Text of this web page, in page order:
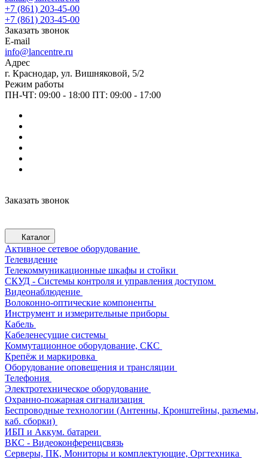
+7 (861) 203-45-00
+7 (861) 203-45-00
Заказать звонок
E-mail
info@lancentre.ru
Адрес
г. Краснодар, ул. Вишняковой, 5/2
Режим работы
ПН-ЧТ: 09:00 - 18:00 ПТ: 09:00 - 17:00
Заказать звонок
Каталог
Активное сетевое оборудование
Телевидение
Телекоммуникационные шкафы и стойки
СКУД - Системы контроля и управления доступом
Видеонаблюдение
Волоконно-оптические компоненты
Инструмент и измерительные приборы
Кабель
Кабеленесущие системы
Коммутационное оборудование, СКС
Крепёж и маркировка
Оборудование оповещения и трансляции
Телефония
Электротехническое оборудование
Охранно-пожарная сигнализация
Беспроводные технологии (Антенны, Кронштейны, разъемы,
каб. сборки)
ИБП и Аккум. батареи
ВКС - Видеоконференцсвязь
Серверы, ПК, Мониторы и комплектующие, Оргтехника